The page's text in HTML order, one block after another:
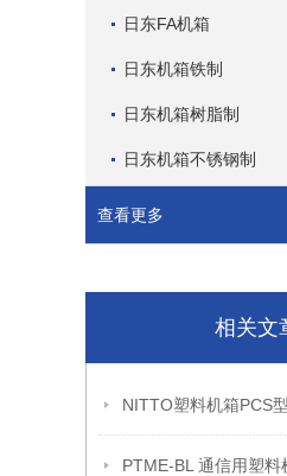
日东FA机箱
日东机箱铁制
日东机箱树脂制
日东机箱不锈钢制
查看更多
相关文
NITTO塑料机箱PCS
PTME-BL 通信用塑料